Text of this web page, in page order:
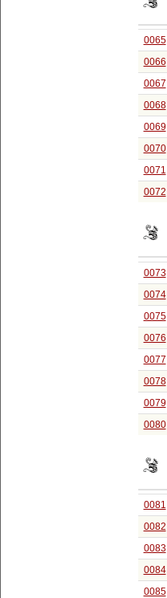
0065
0066
0067
0068
0069
0070
0071
0072
0073
0074
0075
0076
0077
0078
0079
0080
0081
0082
0083
0084
0085